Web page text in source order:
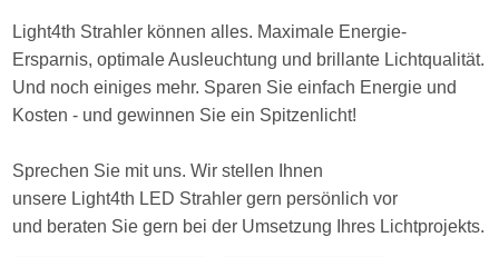
Light4th Strahler können alles. Maximale Energie-
Ersparnis, optimale Ausleuchtung und brillante Lichtqualität.
Und noch einiges mehr. Sparen Sie einfach Energie und
Kosten - und gewinnen Sie ein Spitzenlicht!
Sprechen Sie mit uns. Wir stellen Ihnen
unsere Light4th LED Strahler gern persönlich vor
und beraten Sie gern bei der Umsetzung Ihres Lichtprojekts.